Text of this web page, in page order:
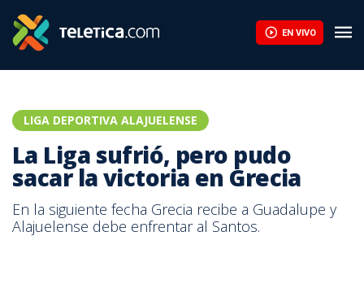
EN VIVO
LIGA DEPORTIVA ALAJUELENSE
La Liga sufrió, pero pudo
sacar la victoria en Grecia
En la siguiente fecha Grecia recibe a Guadalupe y
Alajuelense debe enfrentar al Santos.